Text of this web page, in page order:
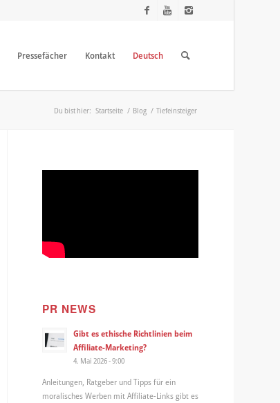
Pressefächer Kontakt Deutsch
Du bist hier: Startseite / Blog / Tiefeinsteiger
PR NEWS
Gibt es ethische Richtlinien beim
Affiliate-Marketing?
4. Mai 2026 - 9:00
Anleitungen, Ratgeber und Tipps für ein
moralisches Werben mit Affiliate-Links gibt es